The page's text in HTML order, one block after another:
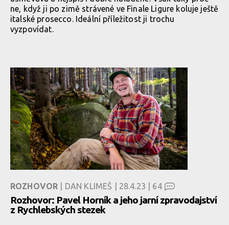
ne, když ji po zimě strávené ve Finale Ligure koluje ještě
italské prosecco. Ideální příležitost ji trochu
vyzpovídat.
ROZHOVOR | DAN KLIMEŠ | 28.4.23 | 64
Rozhovor: Pavel Horník a jeho jarní zpravodajství
z Rychlebských stezek